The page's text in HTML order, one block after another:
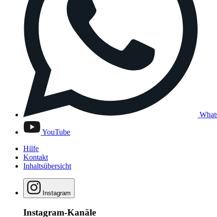
YouTube
Hilfe
Kontakt
Inhaltsübersicht
Instagram
Instagram-Kanäle